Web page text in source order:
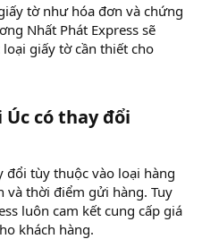
tờ như hóa đơn và chứng
Nhất Phát Express sẽ
giấy tờ cần thiết cho
có thay đổi
đổi tùy thuộc vào loại hàng
và thời điểm gửi hàng. Tuy
luôn cam kết cung cấp giá
khách hàng.